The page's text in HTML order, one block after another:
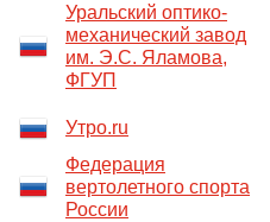
Уральский оптико-
механический завод
им. Э.С. Яламова,
ФГУП
Утро.ru
Федерация
вертолетного спорта
России